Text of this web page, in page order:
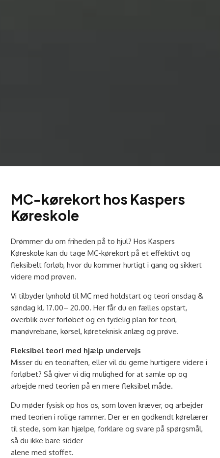
MC-kørekort hos Kaspers
Køreskole
Drømmer du om friheden på to hjul? Hos Kaspers
Køreskole kan du tage MC-kørekort på et effektivt og
fleksibelt forløb, hvor du kommer hurtigt i gang og sikkert
videre mod prøven.
Vi tilbyder lynhold til MC med holdstart og teori onsdag &
søndag kl. 17.00– 20.00. Her får du en fælles opstart,
overblik over forløbet og en tydelig plan for teori,
manøvrebane, kørsel, køreteknisk anlæg og prøve.
Fleksibel teori med hjælp undervejs
Misser du en teoriaften, eller vil du gerne hurtigere videre i
forløbet? Så giver vi dig mulighed for at samle op og
arbejde med teorien på en mere fleksibel måde.
Du møder fysisk op hos os, som loven kræver, og arbejder
med teorien i rolige rammer. Der er en godkendt kørelærer
til stede, som kan hjælpe, forklare og svare på spørgsmål,
så du ikke bare sidder
alene med stoffet.